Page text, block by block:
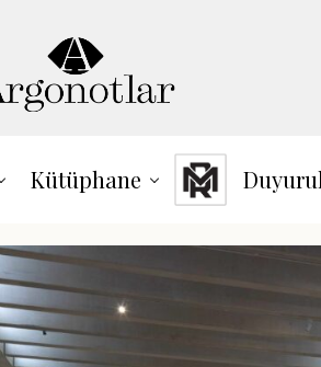
Kütüphane